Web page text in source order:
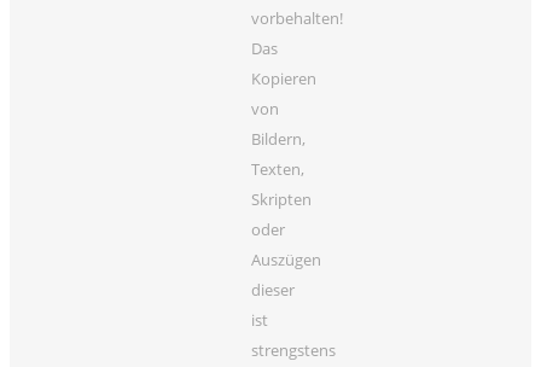
vorbehalten!
Das
Kopieren
von
Bildern,
Texten,
Skripten
oder
Auszügen
dieser
ist
strengstens